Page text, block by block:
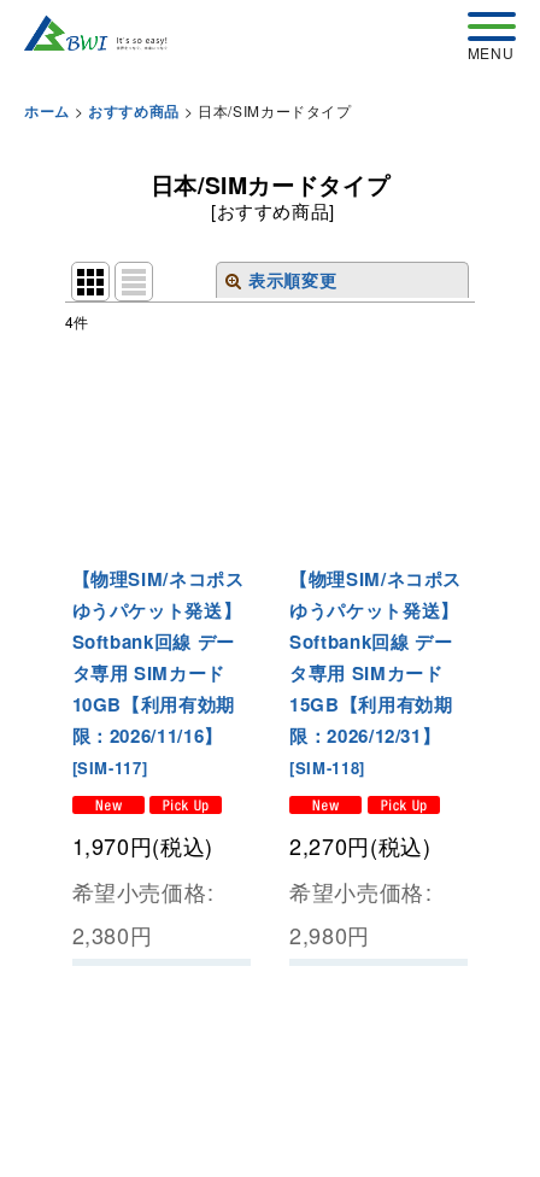
ホーム > おすすめ商品 > 日本/SIMカードタイプ
日本/SIMカードタイプ
[おすすめ商品]
表示順変更
4件
【物理SIM/ネコポス
ゆうパケット発送】
Softbank回線 デー
タ専用 SIMカード
10GB【利用有効期
限：2026/11/16】
[SIM-117]
1,970円(税込)
希望小売価格:
2,380円
【物理SIM/ネコポス
ゆうパケット発送】
Softbank回線 デー
タ専用 SIMカード
15GB【利用有効期
限：2026/12/31】
[SIM-118]
2,270円(税込)
希望小売価格:
2,980円